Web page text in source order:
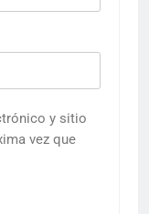
y sitio
vez que